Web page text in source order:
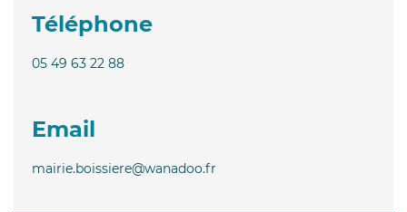
Téléphone
05 49 63 22 88
Email
mairie.boissiere@wanadoo.fr